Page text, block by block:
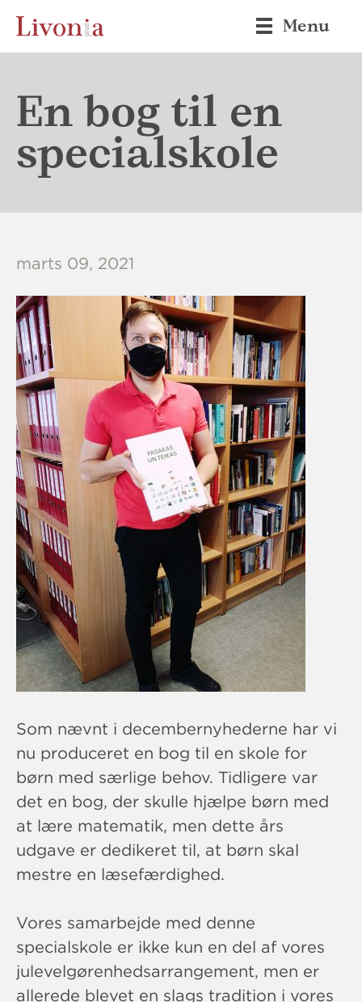
Menu
En bog til en
specialskole
marts 09, 2021
Som nævnt i decembernyhederne har vi
nu produceret en bog til en skole for
børn med særlige behov. Tidligere var
det en bog, der skulle hjælpe børn med
at lære matematik, men dette års
udgave er dedikeret til, at børn skal
mestre en læsefærdighed.
Vores samarbejde med denne
specialskole er ikke kun en del af vores
julevelgørenhedsarrangement, men er
allerede blevet en slags tradition i vores